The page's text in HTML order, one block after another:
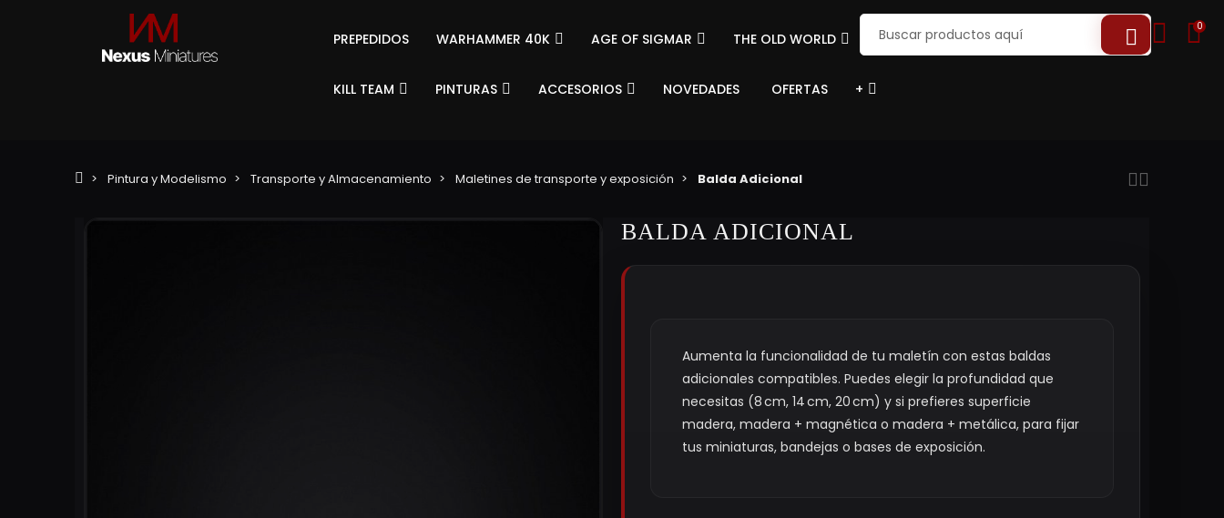
PREPEDIDOS WARHAMMER 40K AGE OF SIGMAR THE OLD WORLD
KILL TEAM PINTURAS ACCESORIOS NOVEDADES OFERTAS +
0
Pintura y Modelismo Transporte y Almacenamiento Maletines de transporte y exposición Balda Adicional
BALDA ADICIONAL
Aumenta la funcionalidad de tu maletín con estas baldas
adicionales compatibles. Puedes elegir la profundidad que
necesitas (8 cm, 14 cm, 20 cm) y si prefieres superficie
madera, madera + magnética o madera + metálica, para fijar
tus miniaturas, bandejas o bases de exposición.